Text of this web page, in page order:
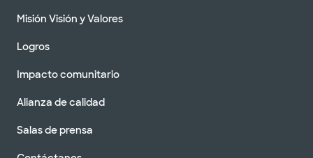
Misión Visión y Valores
Logros
Impacto comunitario
Alianza de calidad
Salas de prensa